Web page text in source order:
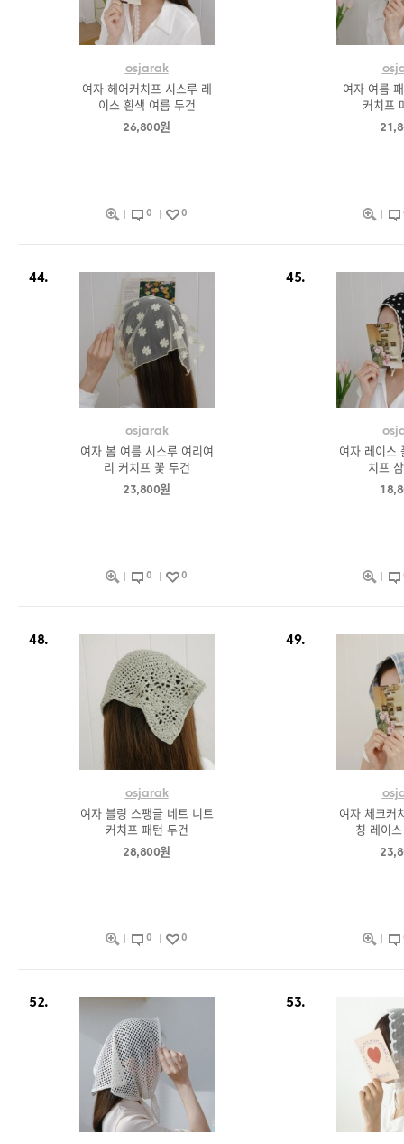
osjarak
여자 헤어커치프 시스루 레
이스 흰색 여름 두건
26,800원
0 0
여자 여름
커치프
44.
osjarak
여자 봄 여름 시스루 여리여
리 커치프 꽃 두건
23,800원
0 0
45.
여자 레이스
치프
48.
osjarak
여자 블링 스팽글 네트 니트
커치프 패턴 두건
28,800원
0 0
49.
여자 체크커
칭 레이
52. 53.